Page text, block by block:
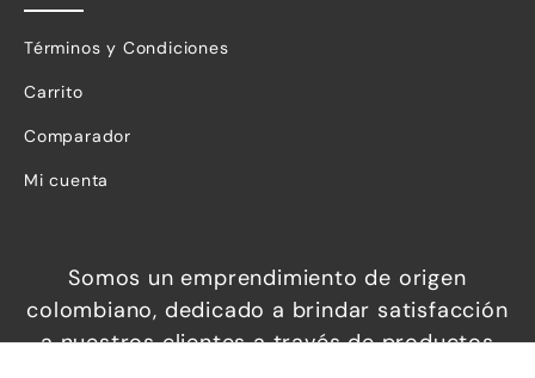
Términos y Condiciones
Carrito
Comparador
Mi cuenta
Somos un emprendimiento de origen
colombiano, dedicado a brindar satisfacción
a nuestros clientes a través de productos
Necesarias
Estas
cookies no